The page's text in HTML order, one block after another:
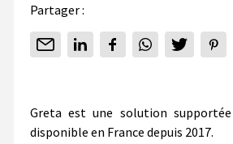
Partager :
Greta est une solution
disponible en France depuis 2017.